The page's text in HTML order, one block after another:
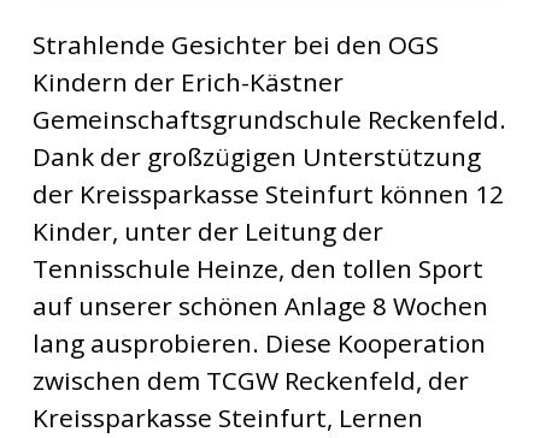
Strahlende Gesichter bei den OGS
Kindern der Erich-Kästner
Gemeinschaftsgrundschule Reckenfeld.
Dank der großzügigen Unterstützung
der Kreissparkasse Steinfurt können 12
Kinder, unter der Leitung der
Tennisschule Heinze, den tollen Sport
auf unserer schönen Anlage 8 Wochen
lang ausprobieren. Diese Kooperation
zwischen dem TCGW Reckenfeld, der
Kreissparkasse Steinfurt, Lernen